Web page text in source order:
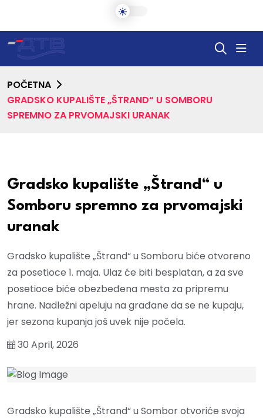
POČETNA
GRADSKO KUPALIŠTE „ŠTRAND“ U SOMBORU
SPREMNO ZA PRVOMAJSKI URANAK
Gradsko kupalište „Štrand“ u
Somboru spremno za prvomajski
uranak
Gradsko kupalište „Štrand“ u Somboru biće otvoreno
za posetioce 1. maja. Ulaz će biti besplatan, a za sve
posetioce biće obezbeđena mesta za pripremu
hrane. Nadležni apeluju na građane da se ne kupaju,
jer sezona kupanja još uvek nije počela.
30 April, 2026
Gradsko kupalište „Štrand“ u Sombor otvoriće svoja